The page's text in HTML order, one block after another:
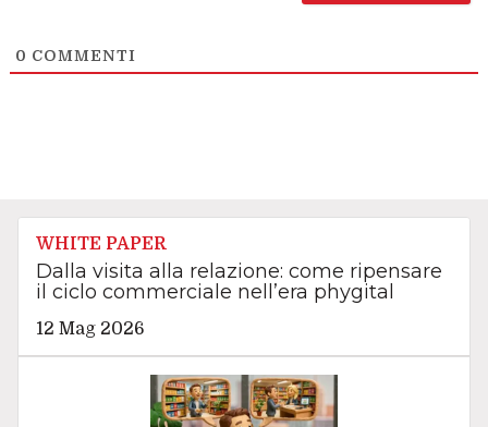
0 COMMENTI
WHITE PAPER
Dalla visita alla relazione: come ripensare
il ciclo commerciale nell’era phygital
12 Mag 2026